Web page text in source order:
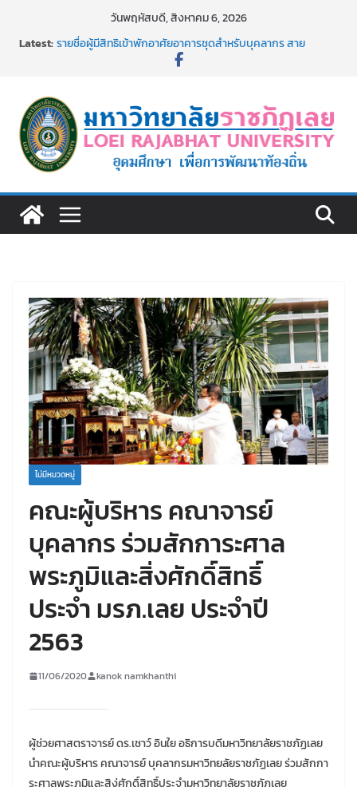
วันพฤหัสบดี, สิงหาคม 6, 2026
Latest:รายชื่อผู้มีสิทธิเข้าพักอาศัยอาคารชุดสำหรับบุคลากร สาย
สนับสนุน สังกัดมหาวิทยาลัยราชภัฏเลย ครั้งที่ 2/2569
๑,๙๗๒ ชุด โดยวิธีเฉพาะเจาะจง
ม.ราชภัฏเลย จัดกิจกรรมจิตอาสาบำเพ็ญสาธารณประโยชน์ และ
บำเพ็ญสาธารณกุศล 69
รายชื่อผู้ผ่านการสอบแข่งขันเพื่อเป็นลูกจ้างชั่วคราว (รายวัน)
สังกัดมหาวิทยาลัยราชภัฏเลย ด้วยเงินนอกงบประมาณ ประเภท
ไม่มีหมวดหมู่
คณะผู้บริหาร คณาจารย์
บุคลากร ร่วมสักการะศาล
พระภูมิและสิ่งศักดิ์สิทธิ์
ประจำ มรภ.เลย ประจำปี
2563
11/06/2020 kanok namkhanthi
ผู้ช่วยศาสตราจารย์ ดร.เชาว์ อินใย อธิการบดีมหาวิทยาลัยราชภัฏเลย
นำคณะผู้บริหาร คณาจารย์ บุคลากรมหาวิทยลัยราชภัฏเลย ร่วมสักกา
ระศาลพระภูมิและสิง่ศักดิ์สิทธิ์ประจำมหาวิทยาลัยราชภัฏเลย